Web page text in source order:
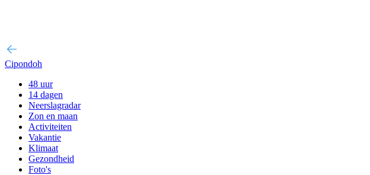
Cipondoh
48 uur
14 dagen
Neerslagradar
Zon en maan
Activiteiten
Vakantie
Klimaat
Gezondheid
Foto's